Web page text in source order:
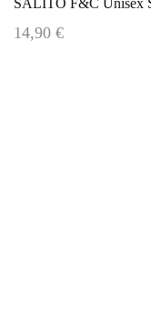
SALITO F&C Unisex
14,90 €